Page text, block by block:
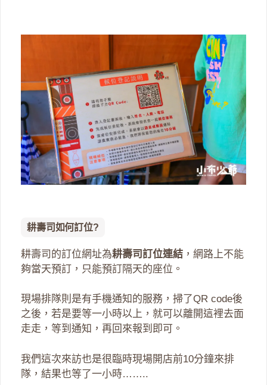
耕壽司如何訂位?
耕壽司的訂位網址為耕壽司訂位連結 ，網路上不能
夠當天預訂，只能預訂隔天的座位。
現場排隊則是有手機通知的服務，掃了QR code後
之後，若是要等一小時以上，就可以離開這裡去面
走走，等到通知，再回來報到即可。
我們這次來訪也是很臨時現場開店前10分鐘來排
隊，結果也等了一小時……..